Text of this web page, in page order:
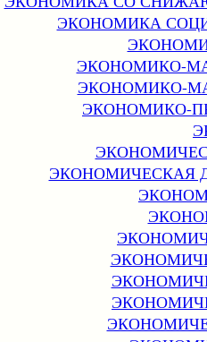
ЭКОНОМИКА
ЭКОНОМИКО-
ЭКОНОМИКО-
ЭКОНОМИКО-
ЭКОНОМИЧЕСКАЯ